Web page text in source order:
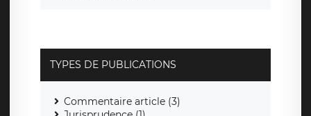
TYPES DE PUBLICATIONS
Commentaire article (3)